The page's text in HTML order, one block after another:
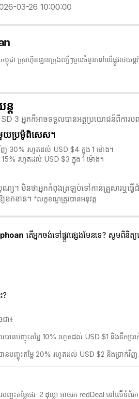
03-26 10:00:00
ពុជា ក្រុមហ៊ុនឡានក្រុង​ល្បីៗមួយចំនួននៅលើផ្លូវរថយន្
ត
អ្នកក៏អាចទទួលបានអត្ថប្រយោជន៍ពីការបញ្ចុ
យប្រម៉ូពិសេស។
ញ 30% រហូតដល់ USD $4 ក្នុង 1 ម៉ោង។
15% រហូតដល់ USD $3 ក្នុង 1 ម៉ោង។
។ មិនថាអ្នកកំពុងត្រឡប់ទៅកាន់គ្រួសារឬធ្
ខកខាន។ *លក្ខខណ្ឌត្រូវបានអនុវត្ត
តើអ្នកចង់ទៅផ្លូវផ្សេងមែនទេ? សូមពិនិ
?
ជា៖
ានបញ្ចុះតម្លៃ 10% រហូតដល់ USD $1 និងទឹក
នបញ្ចុះតម្លៃ 20% រហូតដល់ USD $2 និងប្រាក់
តម្លៃថេរ 2​ ដុល្លា អាចរក redDeal នៅលើទំព័